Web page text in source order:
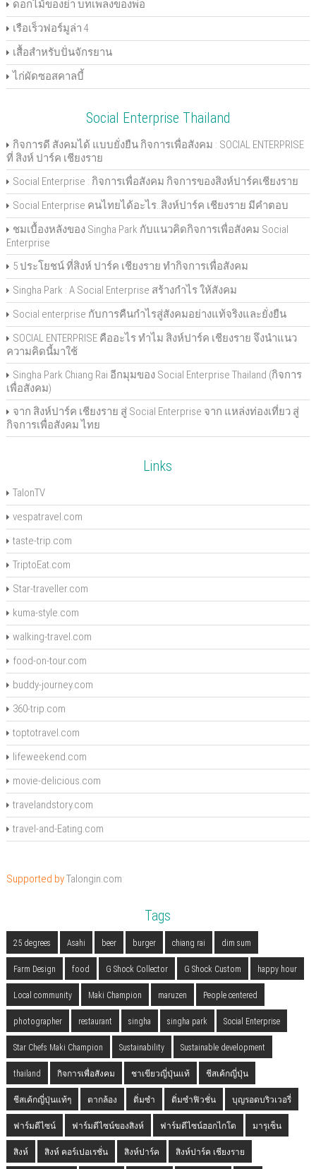
ดอกไม้ของย่า บทเพลงของพ่อ
เรือเร็วฟอร์มูล่า 4
เสื้อสำหรับปั่นจักรยาน
ไก่ผัดซอสคาลบี้
Social Enterprise Thailand
กิจการดี สังคมได้ แบบยั่งยืน กิจการเพื่อสังคม : SOCIAL ENTERPRISE
ที่ สิงห์ ปาร์ค เชียงราย
Social Enterprise : กิจการเพื่อสังคม กิจการของสิงห์ปาร์คเชียงราย
Social Enterprise คนไทยได้อะไร..สิงห์ปาร์ค เชียงราย มีคำตอบ
ชมเบื้องหลังของ Singha Park กับแนวคิดกิจการเพื่อสังคม Social
Enterprise
5 ประโยชน์ ที่สิงห์ ปาร์ค เชียงราย ทำกิจการเพื่อสังคม
Singha Park : A Social Enterprise สร้างกำไร ให้สังคม
Social enterprise กับการคืนกำไรสู่สังคมอย่างแท้จริงและยั่งยืน
SOCIAL ENTERPRISE คืออะไร ทำไม สิงห์ปาร์ค เชียงราย จึงนำแนว
ความคิดนี้มาใช้
Singha Park Chiang Rai อีกมุมของ Social Enterprise Thailand (กิจการ
เพื่อสังคม)
จาก สิงห์ปาร์ค เชียงราย สู่ Social Enterprise จาก แหล่งท่องเที่ยว สู่
กิจการเพื่อสังคม ไทย
Links
TalonTV
vespatravel.com
taste-trip.com
TriptoEat.com
Star-traveller.com
kuma-style.com
walking-travel.com
food-on-tour.com
buddy-journey.com
360-trip.com
toptotravel.com
lifeweekend.com
movie-delicious.com
travelandstory.com
travel-and-Eating.com
Supported byTalongin.com
Tags
25 degrees Asahi beer burger chiang rai dim sum
Farm Design food G Shock Collector G Shock Custom happy hour
Local community Maki Champion maruzen People centered
photographer restaurant singha singha park Social Enterprise
Star Chefs Maki Champion Sustainability Sustainable development
thailand กิจการเพื่อสังคม ชาเขียวญี่ปุ่นแท้ ชีสเค้กญี่ปุ่น
ชีสเค้กญี่ปุ่นแท้ๆ ตากล้อง ติ่มซำ ติ่มซำฟิวชั่น บุญรอดบริวเวอรี่
ฟาร์มดีไซน์ ฟาร์มดีไซน์ของสิงห์ ฟาร์มดีไซน์ฮอกไกโด มารุเซ็น
สิงห์ สิงห์ คอร์เปอเรชั่น สิงห์ปาร์ค สิงห์ปาร์ค เชียงราย